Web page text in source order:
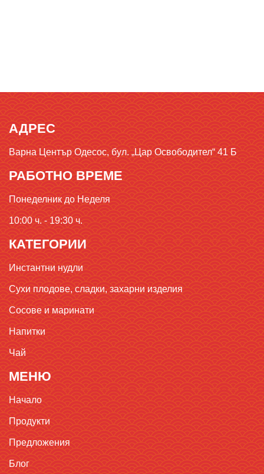
АДРЕС
Варна Център Одесос, бул. „Цар Освободител“ 41 Б
РАБОТНО ВРЕМЕ
Понеделник до Неделя
10:00 ч. - 19:30 ч.
КАТЕГОРИИ
Инстантни нудли
Сухи плодове, сладки, захарни изделия
Сосове и маринати
Напитки
Чай
МЕНЮ
Начало
Продукти
Предложения
Блог